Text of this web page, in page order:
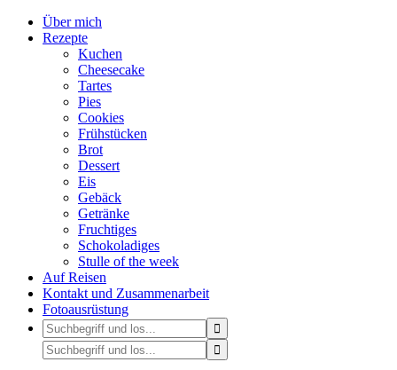
Über mich
Rezepte
Kuchen
Cheesecake
Tartes
Pies
Cookies
Frühstücken
Brot
Dessert
Eis
Gebäck
Getränke
Fruchtiges
Schokoladiges
Stulle of the week
Auf Reisen
Kontakt und Zusammenarbeit
Fotoausrüstung